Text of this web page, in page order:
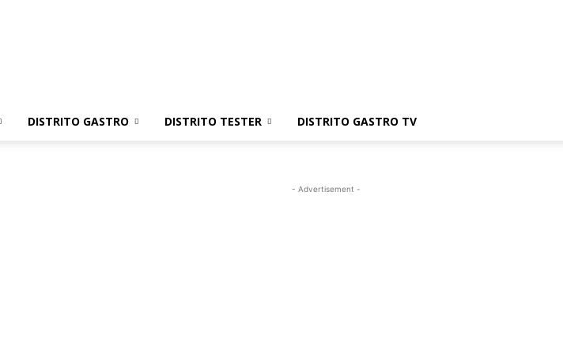
DISTRITO GASTRO DISTRITO TESTER DISTRITO GASTRO TV
- Advertisement -